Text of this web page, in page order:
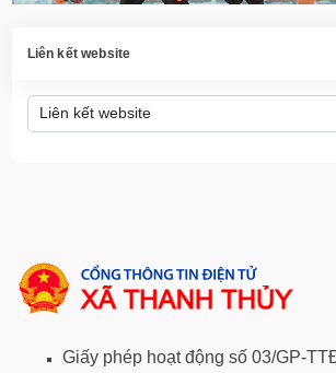
Liên kết website
Giấy phép hoạt động số 03/GP-